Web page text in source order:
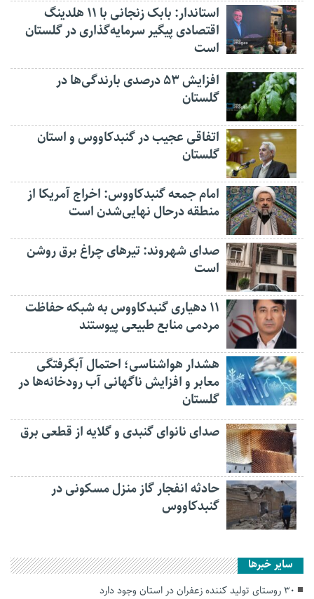
استاندار: بابک زنجانی با ۱۱ هلدینگ
اقتصادی پیگیر سرمایه‌گذاری در گلستان
است
افزایش ۵۳ درصدی بارندگی‌ها در
گلستان
اتفاقی عجیب در‌ گنبدکاووس و استان
گلستان
امام جمعه گنبدکاووس: اخراج آمریکا از
منطقه درحال نهایی‌شدن است
صدای شهروند: تیرهای چراغ برق روشن
است
۱۱ دهیاری گنبدکاووس به شبکه حفاظت
مردمی منابع طبیعی پیوستند
هشدار هواشناسی؛ احتمال آبگرفتگی
معابر و افزایش ناگهانی آب رودخانه‌ها در
گلستان
صدای نانوای گنبدی و گلایه از قطعی برق
حادثه انفجار گاز منزل مسکونی در
گنبدکاووس
سایر خبرها
۳۰ روستای تولید کننده زعفران در استان وجود دارد